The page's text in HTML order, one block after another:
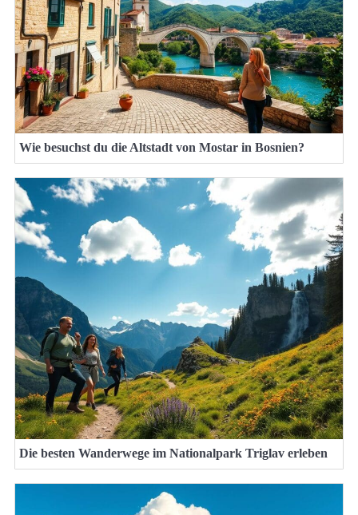
Wie besuchst du die Altstadt von Mostar in Bosnien?
Die besten Wanderwege im Nationalpark Triglav erleben